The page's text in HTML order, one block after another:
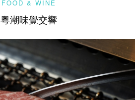
FOOD & WINE
粵潮味覺交響